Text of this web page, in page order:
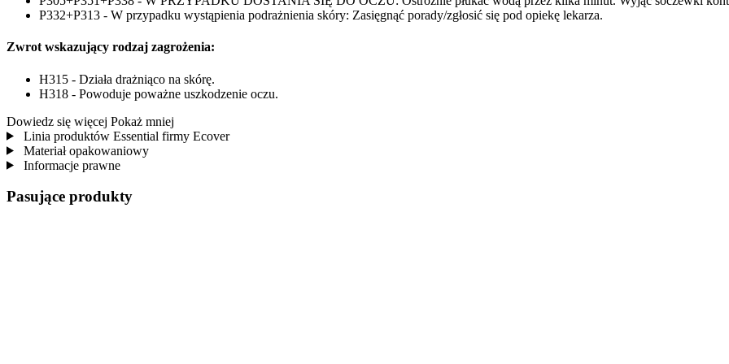
P332+P313 - W przypadku wystąpienia podrażnienia skóry: Zasięgnąć porady/zgłosić się pod opiekę lekarza.
Zwrot wskazujący rodzaj zagrożenia:
H315 - Działa drażniąco na skórę.
H318 - Powoduje poważne uszkodzenie oczu.
Dowiedz się więcej Pokaż mniej
Linia produktów Essential firmy Ecover
Materiał opakowaniowy
Informacje prawne
Pasujące produkty